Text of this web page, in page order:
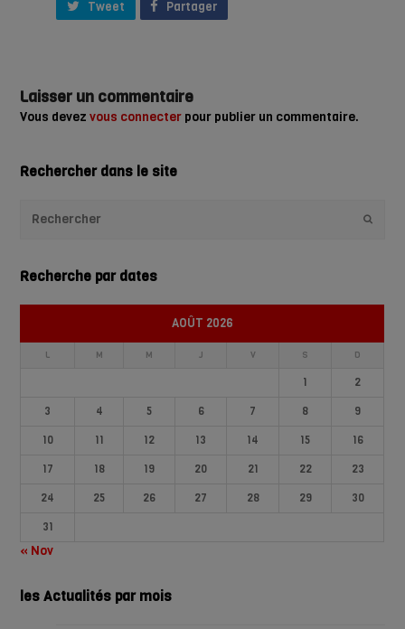
Tweet Partager
Laisser un commentaire
Vous devezvous connecter pour publier un commentaire.
Rechercher dans le site
Recherche par dates
AOÛT 2026
L M M J V S D
1
2
3
4 5 6 7 8
9
10
11 12 13 14 15
16
17
18 19 20 21 22
23
24
25 26 27 28 29
30
31
« Nov
les Actualités par mois